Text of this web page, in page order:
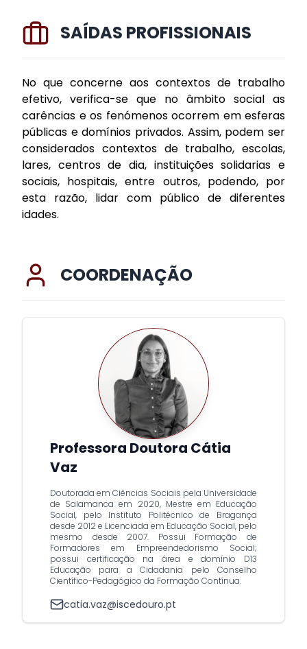
SAÍDAS PROFISSIONAIS
No que concerne aos contextos de trabalho
efetivo, verifica-se que no âmbito social as
carências e os fenómenos ocorrem em esferas
públicas e domínios privados. Assim, podem ser
considerados contextos de trabalho, escolas,
lares, centros de dia, instituições solidarias e
sociais, hospitais, entre outros, podendo, por
esta razão, lidar com público de diferentes
idades.
COORDENAÇÃO
Professora Doutora Cátia
Vaz
Doutorada em Ciências Sociais pela Universidade
de Salamanca em 2020, Mestre em Educação
Social, pelo Instituto Politécnico de Bragança
desde 2012 e Licenciada em Educação Social, pelo
mesmo desde 2007. Possui Formação de
Formadores em Empreendedorismo Social;
possui certificação na área e domínio D13
Educação para a Cidadania pelo Conselho
Científico-Pedagógico da Formação Contínua.
catia.vaz@iscedouro.pt